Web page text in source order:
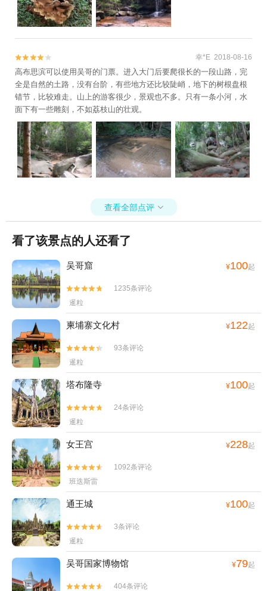

 幸*E 2018-08-16
高布思滨可以使用吴哥的门票。进入大门后要爬很长的一段山路，完
全是自然的土路，没有台阶，有些地方还比较陡峭，地下的树根盘根
错节，比较难走。山上的游客很少，景观也不多。只有一条小河，水
面下有一些雕刻，不如荔枝山的壮观。
查看全部点评 
看了该景点的人还看了
吴哥窟 ¥100起


1235条评论
暹粒
柬埔寨文化村 ¥122起


93条评论
暹粒
塔布隆寺 ¥100起


24条评论
暹粒
女王宫 ¥228起


1092条评论
班迭斯雷
通王城 ¥100起


3条评论
暹粒
吴哥国家博物馆 ¥79起

 404条评论